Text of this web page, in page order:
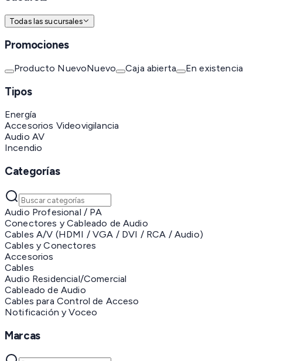
Todas las sucursales
Promociones
Producto NuevoNuevo Caja abierta En existencia
Tipos
Energía
Accesorios Videovigilancia
Audio AV
Incendio
Categorías
Audio Profesional / PA
Conectores y Cableado de Audio
Cables A/V (HDMI / VGA / DVI / RCA / Audio)
Cables y Conectores
Accesorios
Cables
Audio Residencial/Comercial
Cableado de Audio
Cables para Control de Acceso
Notificación y Voceo
Marcas